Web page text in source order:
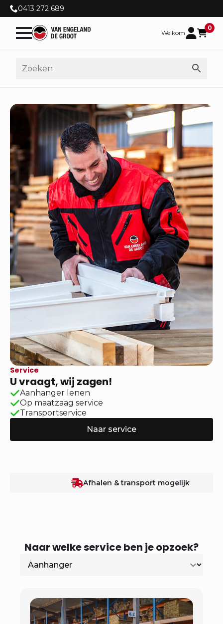
0413 272 689
Welkom
0
Service
U vraagt, wij zagen!
Aanhanger lenen
Op maatzaag service
Transportservice
Naar service
Afhalen & transport mogelijk
Naar welke service ben je opzoek?